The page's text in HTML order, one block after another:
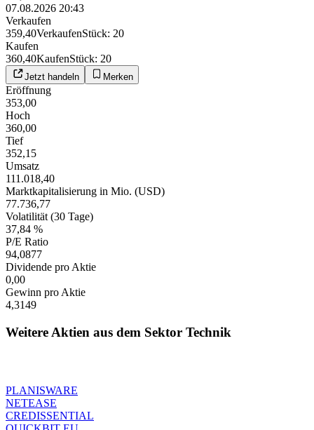
07.08.2026 20:43
Verkaufen
359,40VerkaufenStück: 20
Kaufen
360,40KaufenStück: 20
Jetzt handeln Merken
Eröffnung
353,00
Hoch
360,00
Tief
352,15
Umsatz
111.018,40
Marktkapitalisierung in Mio. (USD)
77.736,77
Volatilität (30 Tage)
37,84 %
P/E Ratio
94,0877
Dividende pro Aktie
0,00
Gewinn pro Aktie
4,3149
Weitere Aktien aus dem Sektor Technik
PLANISWARE
NETEASE
CREDISSENTIAL